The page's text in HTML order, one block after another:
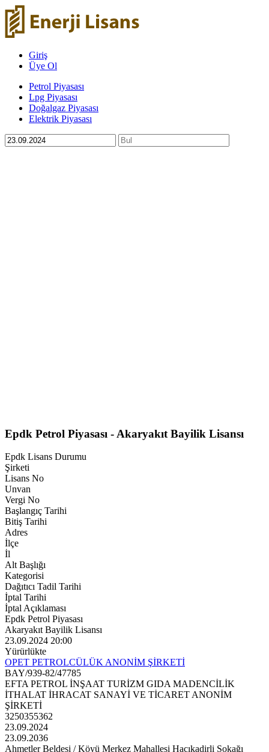
Giriş
Üye Ol
Petrol Piyasası
Lpg Piyasası
Doğalgaz Piyasası
Elektrik Piyasası
Epdk Petrol Piyasası - Akaryakıt Bayilik Lisansı
Epdk Lisans Durumu
Şirketi
Lisans No
Unvan
Vergi No
Başlangıç Tarihi
Bitiş Tarihi
Adres
İlçe
İl
Alt Başlığı
Kategorisi
Dağıtıcı Tadil Tarihi
İptal Tarihi
İptal Açıklaması
Epdk Petrol Piyasası
Akaryakıt Bayilik Lisansı
23.09.2024 20:00
Yürürlükte
OPET PETROLCÜLÜK ANONİM ŞİRKETİ
BAY/939-82/47785
EFTA PETROL İNŞAAT TURİZM GIDA MADENCİLİK
İTHALAT İHRACAT SANAYİ VE TİCARET ANONİM
ŞİRKETİ
3250355362
23.09.2024
23.09.2036
Ahmetler Beldesi / Köyü Merkez Mahallesi Hacıkadirli Sokağı